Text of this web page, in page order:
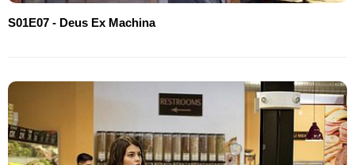
S01E07 - Deus Ex Machina